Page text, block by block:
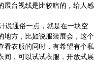
展台视线是比较暗的，给人感
通俗一点，就是在一块空
地方，比如说服装展会，这个
看衣服的同时，有希望有个私
间，可以试试衣服，开放式展